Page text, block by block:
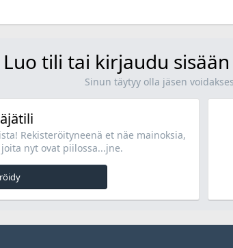
Luo tili tai kirjaudu
Sinun täytyy olla jäsen
Rekisteröityneenä et näe mainoksia,
nyt ovat piilossa...jne.